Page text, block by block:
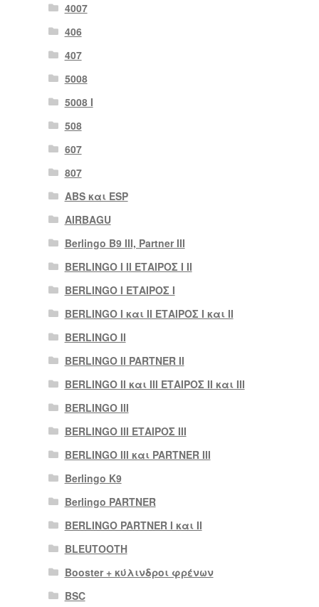
4007
406
407
5008
5008 Ι
508
607
807
ABS και ESP
AIRBAGU
Berlingo B9 III, Partner III
BERLINGO I II ΕΤΑΙΡΟΣ I II
BERLINGO I ΕΤΑΙΡΟΣ Ι
BERLINGO I και II ΕΤΑΙΡΟΣ I και II
BERLINGO II
BERLINGO II PARTNER II
BERLINGO II και III ΕΤΑΙΡΟΣ II και III
BERLINGO III
BERLINGO III ΕΤΑΙΡΟΣ III
BERLINGO III και PARTNER III
Berlingo K9
Berlingo PARTNER
BERLINGO PARTNER I και II
BLEUTOOTH
Booster + κύλινδροι φρένων
BSC